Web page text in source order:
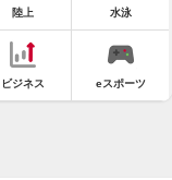
陸上 水泳
ビジネス eスポーツ